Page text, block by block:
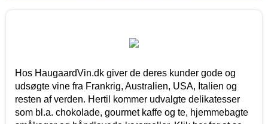
Hos HaugaardVin.dk giver de deres kunder gode og
udsøgte vine fra Frankrig, Australien, USA, Italien og
resten af verden. Hertil kommer udvalgte delikatesser
som bl.a. chokolade, gourmet kaffe og te, hjemmebagte